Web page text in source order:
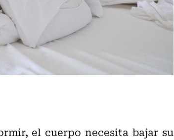
el cuerpo necesita bajar su